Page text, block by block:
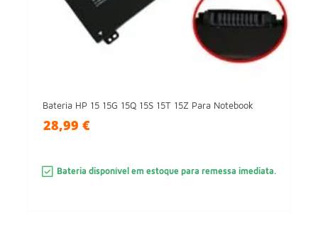
Bateria HP 15 15G 15Q 15S 15T 15Z Para Notebook
28,99 €
Bateria disponível em estoque para remessa imediata.